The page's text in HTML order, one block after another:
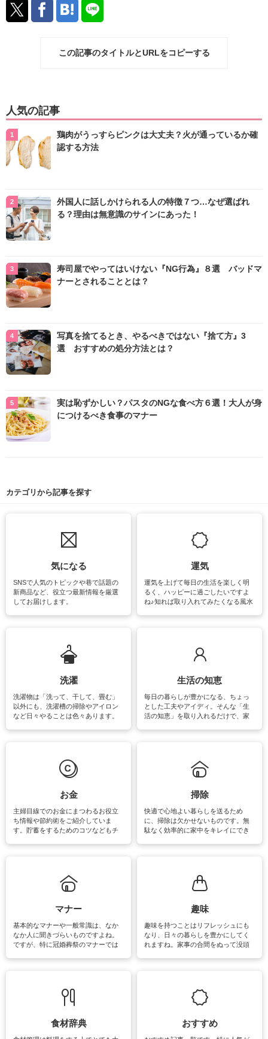
この記事のタイトルとURLをコピーする
人気の記事
鶏肉がうっすらピンクは大丈夫？火が通っているか確
認する方法
外国人に話しかけられる人の特徴７つ…なぜ選ばれ
る？理由は無意識のサインにあった！
寿司屋でやってはいけない『NG行為』８選 バッドマ
ナーとされることとは？
写真を捨てるとき、やるべきではない『捨て方』3
選 おすすめの処分方法とは？
実は恥ずかしい？パスタのNGな食べ方６選！大人が身
につけるべき食事のマナー
カテゴリから記事を探す
気になる
SNSで人気のトピックや巷で話題の
新商品など、役立つ最新情報を厳選
してお届けします。
運気
運気を上げて毎日の生活を楽しく明
るく、ハッピーに過ごしたいですよ
ね♪知れば取り入れてみたくなる風水
洗濯
洗濯物は「洗って、干して、畳む」
以外にも、洗濯槽の掃除やアイロン
など日々やることは色々あります。
マットなどの大きな洗濯物も、正し
い洗い方をすれば自宅で洗うことが
報やお悩み解消のための情報をご紹
生活の知恵
毎日の暮らしが豊かになる、ちょっ
とした工夫やアイディ。そんな「生
活の知恵」を取り入れるだけで、家
お金
主婦目線でのお金にまつわるお役立
ち情報や節約術をご紹介していま
す。貯蓄をするためのコツなどもチ
掃除
快適で心地よい暮らしを送るため
に、掃除は欠かせないものです。無
駄なく効率的に家中をキレイにでき
るお悩みを解消できるお役立ち情報
がたくさんあります。
マナー
基本的なマナーや一般常識は、なか
なか人に聞きづらいものですよね。
ですが、特に冠婚葬祭のマナーでは
趣味
趣味を持つことはリフレッシュにも
なり、日々の暮らしを豊かにしてく
れますね。家事の合間をぬって没頭
楽しめそうな趣味に関する情報をご
紹介しています。
食材辞典 おすすめ